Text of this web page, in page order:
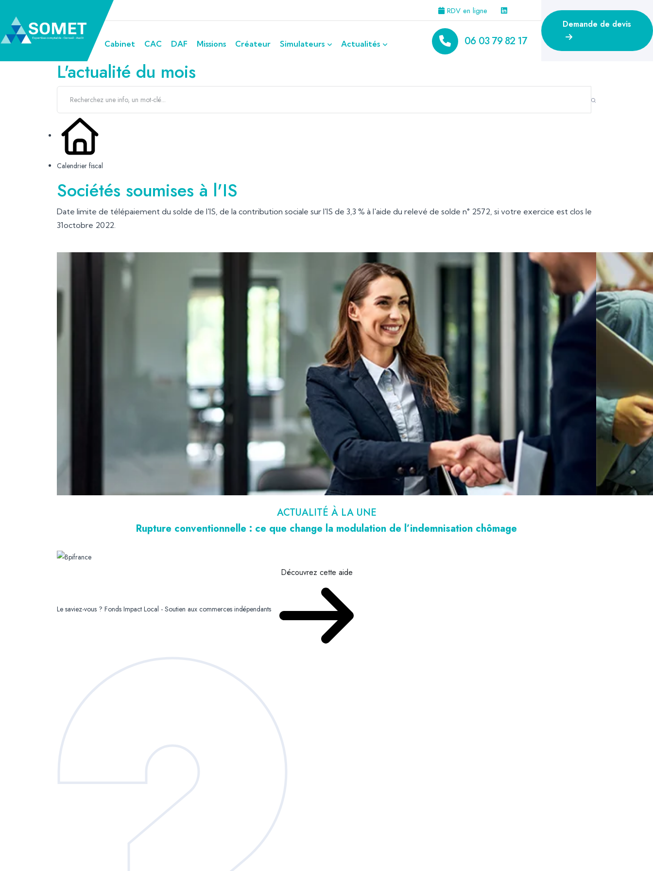
RDV en ligne
Cabinet CAC DAF Missions Créateur Simulateurs Actualités 06 03 79 82 17
Demande de devis
L'actualité du mois
Calendrier fiscal
Sociétés soumises à l'IS
Date limite de télépaiement du solde de l'IS, de la contribution sociale sur l'IS de 3,3 % à l'aide du relevé de solde n° 2572, si votre exercice est clos le
31octobre 2022.
ACTUALITÉ À LA UNE
Rupture conventionnelle : ce que change la modulation de l’indemnisation chômage
Le saviez-vous ? Fonds Impact Local - Soutien aux commerces indépendants
Découvrez cette aide